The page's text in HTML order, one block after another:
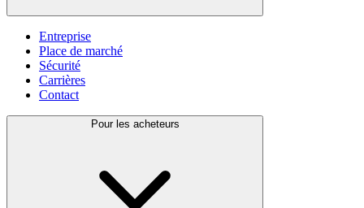
Entreprise
Place de marché
Sécurité
Carrières
Contact
Pour les acheteurs